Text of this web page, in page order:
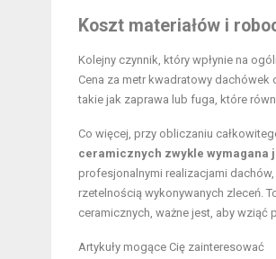
Koszt materiałów i
Kolejny czynnik, który wpłynie na
Cena za metr kwadratowy dachówek
takie jak zaprawa lub fuga, które
Co więcej, przy obliczaniu
ceramicznych zwykle wymagana
profesjonalnymi realizacjami
rzetelnością wykonywanych zleceń.
ceramicznych, ważne jest, aby
Artykuły mogące Cię zainteresować